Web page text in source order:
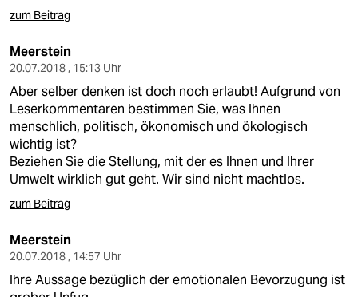
zum Beitrag
Meerstein
20.07.2018 , 15:13 Uhr
Aber selber denken ist doch noch erlaubt! Aufgrund von
Leserkommentaren bestimmen Sie, was Ihnen
menschlich, politisch, ökonomisch und ökologisch
wichtig ist?
Beziehen Sie die Stellung, mit der es Ihnen und Ihrer
Umwelt wirklich gut geht. Wir sind nicht machtlos.
zum Beitrag
Meerstein
20.07.2018 , 14:57 Uhr
Ihre Aussage bezüglich der emotionalen Bevorzugung ist